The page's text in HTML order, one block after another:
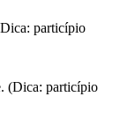
particípio
(Dica: particípio